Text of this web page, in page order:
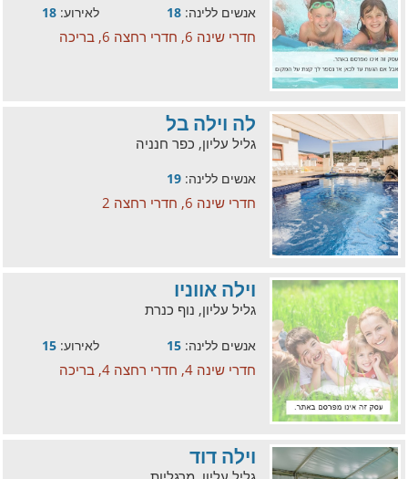
אנשים ללינה: 18 לאירוע: 18
חדרי שינה 6, חדרי רחצה 6, בריכה
לה וילה בל
גליל עליון, כפר חנניה
אנשים ללינה: 19
חדרי שינה 6, חדרי רחצה 2
וילה אווניו
גליל עליון, נוף כנרת
אנשים ללינה: 15 לאירוע: 15
חדרי שינה 4, חדרי רחצה 4, בריכה
וילה דוד